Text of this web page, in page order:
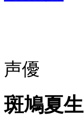
声優
斑鳩夏生